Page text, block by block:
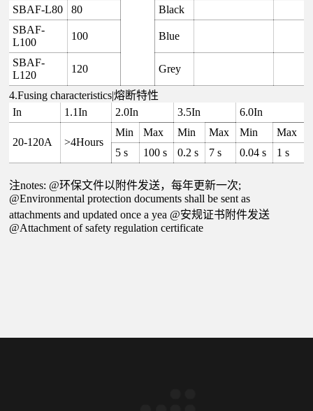
SBAF-L80
80
Black
SBAF-
L100
100 Blue
SBAF-
L120
120 Grey
4.Fusing characteristics|熔断特性
In
1.1In 2.0In 3.5In 6.0In
20-120A >4Hours
Min Max Min Max Min
Max
5 s
100 s 0.2 s 7 s 0.04 s 1 s
注notes: @环保文件以附件发送，每年更新一次;
@Environmental protection documents shall be sent as
attachments and updated once a yea @安规证书附件发送
@Attachment of safety regulation certificate